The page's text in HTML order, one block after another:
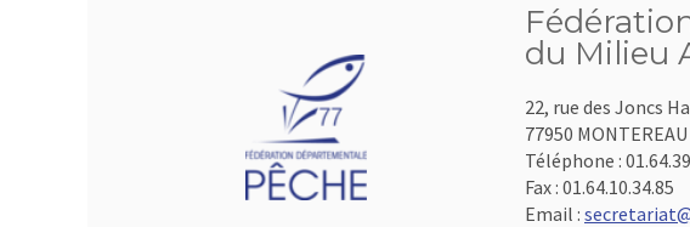
du Milieu
22, rue des Joncs
77950
Téléphone :
Fax : 01.64.10.34.85
Email :